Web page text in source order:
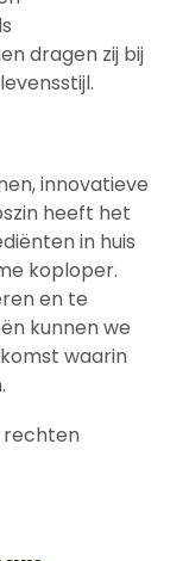
dragen zij bij
innovatieve
heeft het
in huis
koploper.
en te
kunnen we
waarin
rechten